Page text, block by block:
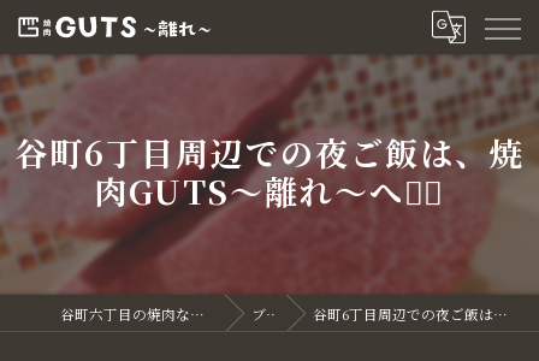
谷町6丁目周辺での夜ご飯は、焼
肉GUTS〜離れ〜へ💁‍♀️
谷町六丁目の焼肉なら焼肉GUTS～離れ～ ブログ 谷町6丁目周辺での夜ご飯は、焼肉GUTS〜離れ〜へ💁‍♀️